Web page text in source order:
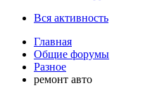
Вся активность
Главная
Общие форумы
Разное
ремонт авто